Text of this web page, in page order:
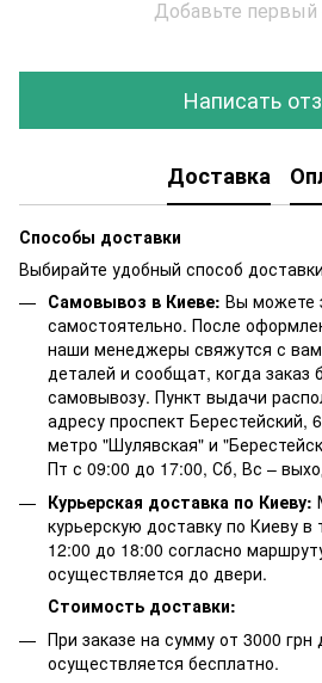
Добавьте
Написать
Доставка
Способы доставки
Выбирайте удобный способ
Самовывоз в Киеве: Вы можете
самостоятельно. После
наши менеджеры свяжутся с
деталей и сообщат, когда заказ
самовывозу. Пункт выдачи
адресу проспект
метро "Шулявская" и
Пт с 09:00 до 17:00, Сб, Вс –
Курьерская доставка по Киеву:
курьерскую доставку по Киеву в
12:00 до 18:00 согласно
осуществляется до двери.
Стоимость доставки:
При заказе на сумму от 3000 грн
осуществляется бесплатно.